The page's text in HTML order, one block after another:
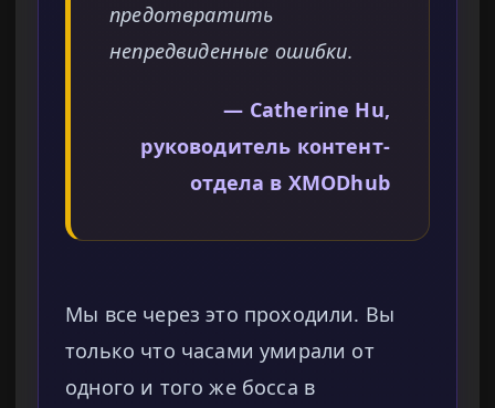
предотвратить
непредвиденные ошибки.
— Catherine Hu,
руководитель контент-
отдела в XMODhub
Мы все через это проходили. Вы
только что часами умирали от
одного и того же босса в